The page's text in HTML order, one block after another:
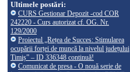
Ultimele postări:
CURS Gestionar Depozit -cod COR
242220 - Curs autorizat cf. OG. Nr.
129/2000
Proiectul „Rețea de Succes: Stimularea
ocupării forței de muncă la nivelul județului
Timiș” – ID 336348 continuă!
Comunicat de presa - O nouă serie de